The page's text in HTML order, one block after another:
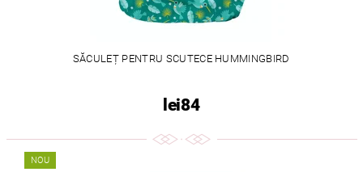
SĂCULEȚ PENTRU SCUTECE HUMMINGBIRD
lei84
NOU